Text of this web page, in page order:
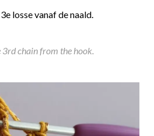
losse vanaf de naald.
3rd chain from the hook.